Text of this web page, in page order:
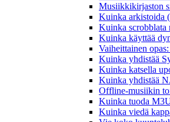
Musiikkikirjaston
Kuinka arkistoida
Kuinka scrobblata
Kuinka käyttää
Vaiheittainen
Kuinka yhdistää
Kuinka katsella
Kuinka yhdistää
Offline-musiikin
Kuinka tuoda
Kuinka viedä